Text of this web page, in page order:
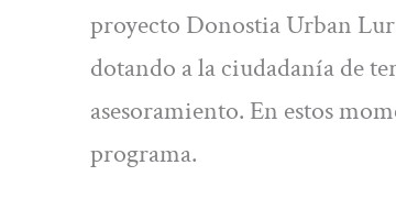
proyecto Donostia Urban
dotando a la ciudadanía de
asesoramiento. En estos
programa.